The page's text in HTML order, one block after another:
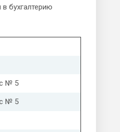
бухгалтерию
№ 5
№ 5